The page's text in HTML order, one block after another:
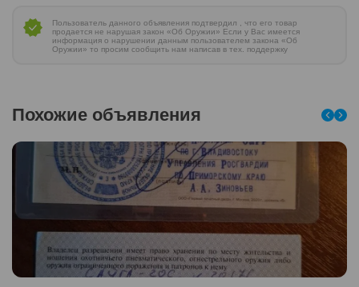
Пользователь данного объявления подтвердил , что его товар
продается не нарушая закон «Об Оружии» Если у Вас имеется
информация о нарушении данным пользователем закона «Об
Оружии» то просим сообщить нам написав в тех. поддержку
Похожие объявления